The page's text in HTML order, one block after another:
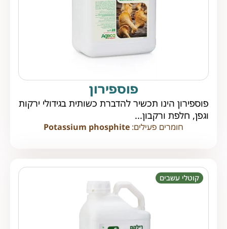
פוספירון
פוספירון הינו תכשיר להדברת כשותית בגידולי ירקות
וגפן, חלפת ורקבון...
חומרים פעילים: Potassium phosphite
קוטלי עשבים